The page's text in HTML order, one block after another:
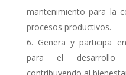
mantenimiento para la
procesos productivos.
Genera y participa
para el desarrollo